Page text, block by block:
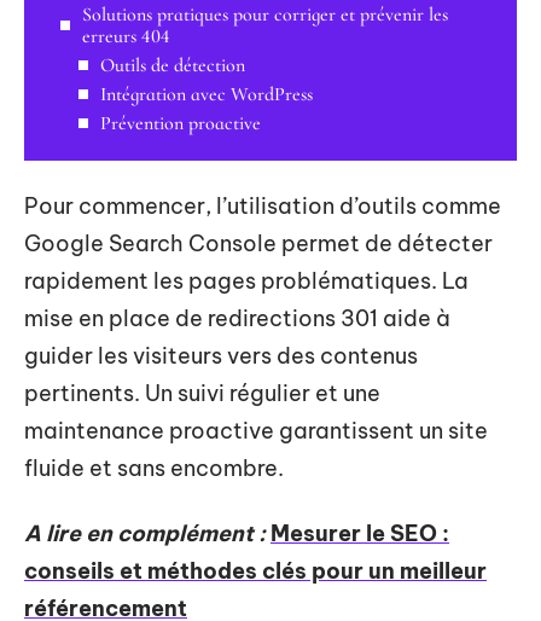
Solutions pratiques pour corriger et prévenir les
erreurs 404
Outils de détection
Intégration avec WordPress
Prévention proactive
Pour commencer, l’utilisation d’outils comme
Google Search Console permet de détecter
rapidement les pages problématiques. La
mise en place de redirections 301 aide à
guider les visiteurs vers des contenus
pertinents. Un suivi régulier et une
maintenance proactive garantissent un site
fluide et sans encombre.
A lire en complément : Mesurer le SEO :
conseils et méthodes clés pour un meilleur
référencement